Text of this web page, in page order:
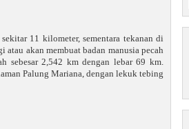
11 kilometer, sementara tekanan di
akan membuat badan manusia pecah
sebesar 2,542 km dengan lebar 69 km.
Palung Mariana, dengan lekuk tebing